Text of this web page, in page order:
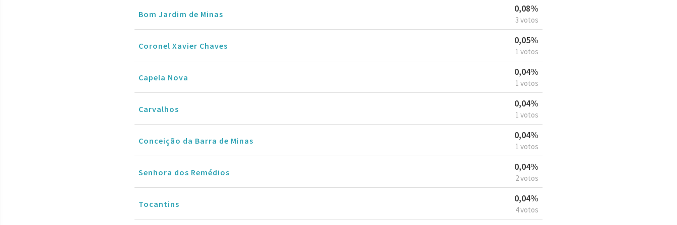
Bom Jardim de Minas
0,08%
3 votos
Coronel Xavier Chaves
0,05%
1 votos
Capela Nova
0,04%
1 votos
Carvalhos
0,04%
1 votos
Conceição da Barra de Minas
0,04%
1 votos
Senhora dos Remédios
0,04%
2 votos
Tocantins
0,04%
4 votos